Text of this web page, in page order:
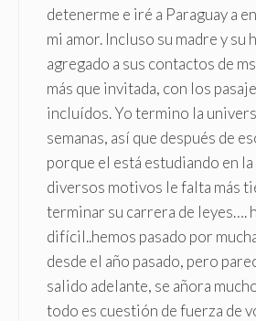
detenerme e iré a Paraguay a
mi amor. Incluso su madre y su
agregado a sus contactos de
más que invitada, con los
incluídos. Yo termino la
semanas, así que después de
porque el está estudiando en
diversos motivos le falta más
terminar su carrera de leyes….
difícil..hemos pasado por
desde el año pasado, pero
salido adelante, se añora
todo es cuestión de fuerza de